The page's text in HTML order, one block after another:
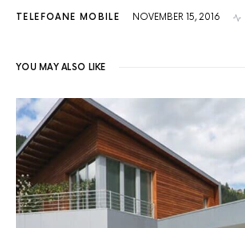
TELEFOANE MOBILE NOVEMBER 15, 2016
YOU MAY ALSO LIKE